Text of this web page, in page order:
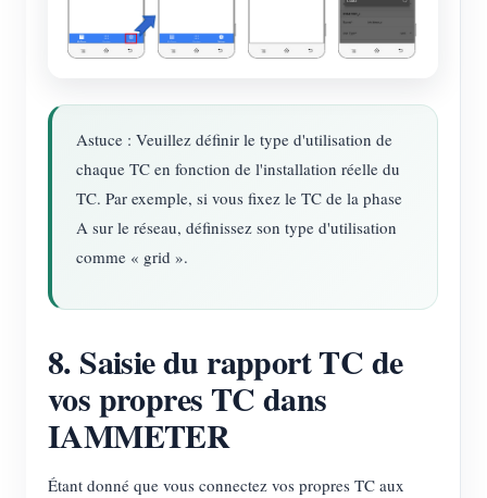
Astuce : Veuillez définir le type d'utilisation de
chaque TC en fonction de l'installation réelle du
TC. Par exemple, si vous fixez le TC de la phase
A sur le réseau, définissez son type d'utilisation
comme « grid ».
8. Saisie du rapport TC de
vos propres TC dans
IAMMETER
Étant donné que vous connectez vos propres TC aux